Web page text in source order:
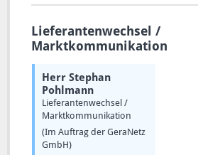
Lieferantenwechsel /
Marktkommunikation
Herr Stephan
Pohlmann
Lieferantenwechsel /
Marktkommunikation
(Im Auftrag der GeraNetz
GmbH)